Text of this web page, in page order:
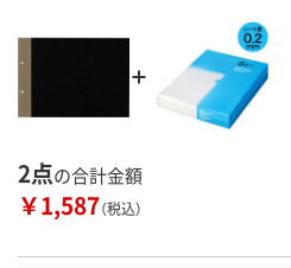
2点の合計金額
￥1,587（税込）